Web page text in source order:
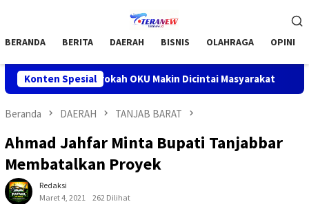
Mobile
BERANDA BERITA DAERAH BISNIS OLAHRAGA OPINI
Konten Spesial
Jumat Barokah OKU Makin Dicintai Masyarakat Bupati
Beranda DAERAH TANJAB BARAT
Ahmad Jahfar Minta Bupati Tanjabbar
Membatalkan Proyek
Redaksi
Maret 4, 2021
262 Dilihat